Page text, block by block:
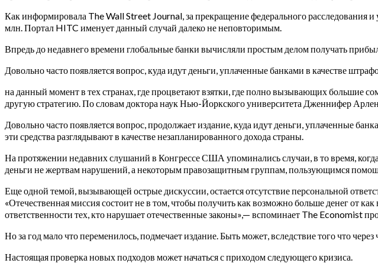
Как информировала The Wall Street Journal, за прекращение федерального расследования
млн. Портал HITC именует данный случай далеко не неповторимым.
Впредь до недавнего времени глобальные банки вычисляли простым делом получать
Довольно часто появляется вопрос, куда идут деньги, уплаченные банками в качестве
на данный момент в тех странах, где процветают взятки, где полно вызывающих большие
другую стратегию. По словам доктора наук Нью-Йоркского университета Дженнифер
Довольно часто появляется вопрос, продолжает издание, куда идут деньги, уплаченные
эти средства разглядывают в качестве незапланированного дохода страны.
На протяжении недавних слушаний в Конгрессе США упоминались случаи, в то время,
деньги не жертвам нарушений, а некоторым правозащитным группам, пользующимся
Еще одной темой, вызывающей острые дискуссии, остается отсутствие персональной
«Отечественная миссия состоит не в том, чтобы получить как возможно больше денег от
ответственности тех, кто нарушает отечественные законы»,— вспоминает The
Но за год мало что переменилось, подмечает издание. Быть может, вследствие того что
Настоящая проверка новых подходов может начаться с приходом следующего кризиса.